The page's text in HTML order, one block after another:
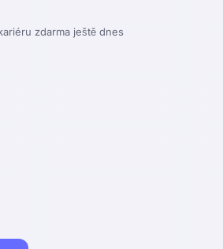
zdarma ještě dnes